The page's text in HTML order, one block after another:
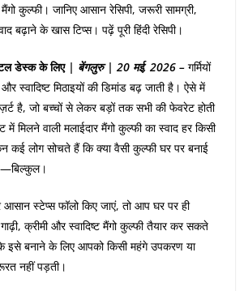
कुल्फी। जानिए आसान रेसिपी, जरूरी सामग्री,
बढ़ाने के खास टिप्स। पढ़ें पूरी हिंदी रेसिपी।
डेस्ककेलिए| बेंगलुरु | 20 मई, 2026 – गर्मियों
स्वादिष्ट मिठाइयों की डिमांड बढ़ जाती है। ऐसे में
है, जो बच्चों से लेकर बड़ों तक सभी की फेवरेट होती
में मिलने वाली मलाईदार मैंगो कुल्फी का स्वाद हर किसी
कई लोग सोचते हैं कि क्या वैसी कुल्फी घर पर बनाई
स्टेप्स फॉलो किए जाएं, तो आप घर पर ही
क्रीमी और स्वादिष्ट मैंगो कुल्फी तैयार कर सकते
इसे बनाने के लिए आपको किसी महंगे उपकरण या
नहीं पड़ती।